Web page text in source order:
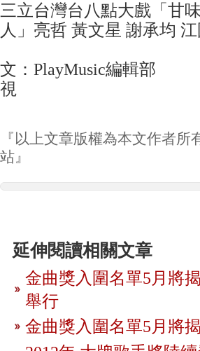
三立台灣台八點大戲「甘
人」亮哲 黃文星 謝承均
文：PlayMusic編
視
『以上文章版權為本文作者
站』
延伸閱讀相關文章
金曲獎入圍名單5月將
舉行
金曲獎入圍名單5月將